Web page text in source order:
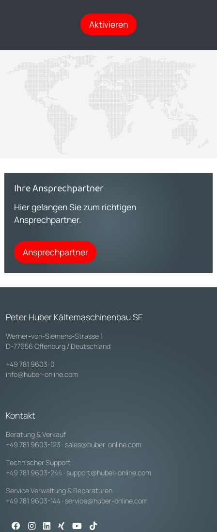
Aktivieren
Ihre Ansprechpartner
Hier gelangen Sie zum richtigen
Ansprechpartner.
Ansprechpartner
Peter Huber Kältemaschinenbau SE
Werner-von-Siemens-Strasse 1
D-77656 Offenburg / Deutschland
+49 781 9603-0
info@huber-online.com
Kontakt
Beratung & Verkauf
+49 781 9603-123 · sales@huber-online.com
Technischer Support
+49 781 9603-244 · support@huber-online.com
Service Verwaltung & Reparaturen
+49 781 9603-144 · service@huber-online.com